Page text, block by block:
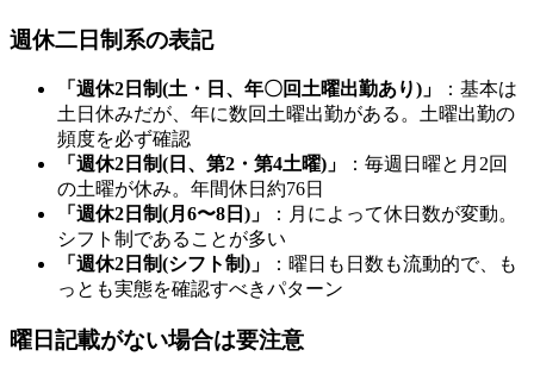
週休二日制系の表記
「週休2日制(土・日、年〇回土曜出勤あり)」
：基本は
土日休みだが、年に数回土曜出勤がある。土曜出勤の
頻度を必ず確認
「週休2日制(日、第2・第4土曜)」
：毎週日曜と月2回
の土曜が休み。年間休日約76日
「週休2日制(月6〜8日)」
：月によって休日数が変動。
シフト制であることが多い
「週休2日制(シフト制)」
：曜日も日数も流動的で、も
っとも実態を確認すべきパターン
曜日記載がない場合は要注意